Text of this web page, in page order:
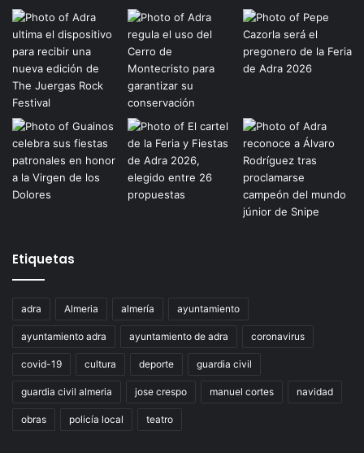
Etiquetas
adra Almeria almería ayuntamiento
ayuntamiento adra ayuntamiento de adra coronavirus
covid-19 cultura deporte guardia civil
guardia civil almeria jose crespo manuel cortes navidad
obras policía local teatro